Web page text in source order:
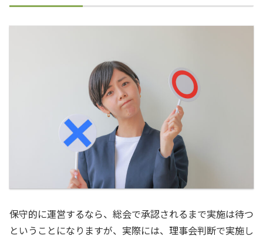
保守的に運営するなら、総会で承認されるまで実施は待つ
ということになりますが、実際には、理事会判断で実施し